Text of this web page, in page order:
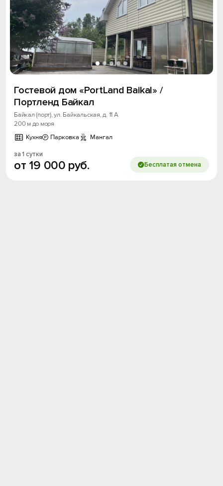
Гостевой дом «PortLand Baikal» /
Портленд Байкал
Байкал (порт), ул. Байкальская, д. 11 А
200 м до моря
Кухня
Парковка Мангал
за 1 сутки
от 19 000 руб. Бесплатая отмена